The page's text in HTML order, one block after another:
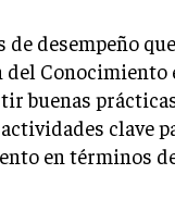
desempeño
Conocimiento
buenas
clave
en términos